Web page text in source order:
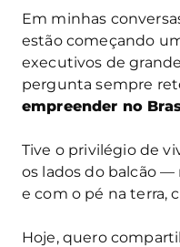
Em minhas
estão começando
executivos de
pergunta sempre
empreender no
Tive o privilégio de
os lados do balcão
e com o pé na terra,
Hoje, quero